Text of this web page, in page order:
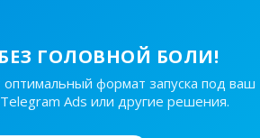
ГОЛОВНОЙ БОЛИ!
формат запуска под ваш
Ads или другие решения.